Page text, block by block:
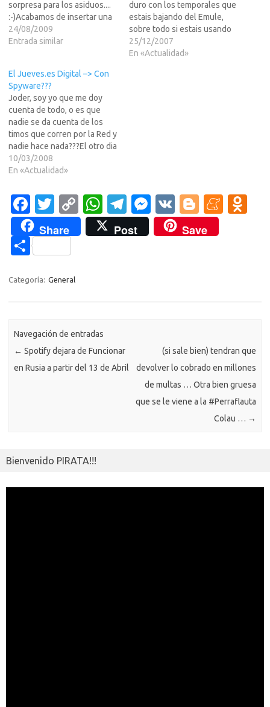
sorpresa para los asiduos....
:-)Acabamos de insertar una
nueva categoria, que mas
sera esto: "Aqui vamos a
isla" y que son buenisimas.
como ya tenemos una
base…
24/08/2009
Entrada similar
duro con los temporales que
estais bajando del Emule,
sobre todo si estais usando
el mismo disco duro como
unidad principal de Windows
25/12/2007
En «Actualidad»
El Jueves.es Digital –> Con
Spyware???
Joder, soy yo que me doy
cuenta de todo, o es que
nadie se da cuenta de los
timos que corren por la Red y
nadie hace nada???El otro dia
una amiga Eh!pa? que vive
aqui en Houston (solo somos
Consulado, yo creo que
muchos…
10/03/2008
En «Actualidad»
Fa
c
e
b
o
T
w
it
te
r
C
o
p
W
h
at
T
el
e
M
es
se
V
K
Bl
o
g
M
i
Share Post Save
C
m
ti
r
Categoría: General
Navegación de entradas
← Spotify dejara de Funcionar
en Rusia a partir del 13 de Abril
(si sale bien) tendran que
devolver lo cobrado en millones
de multas … Otra bien gruesa
que se le viene a la #Perraflauta
Colau … →
Bienvenido PIRATA!!!